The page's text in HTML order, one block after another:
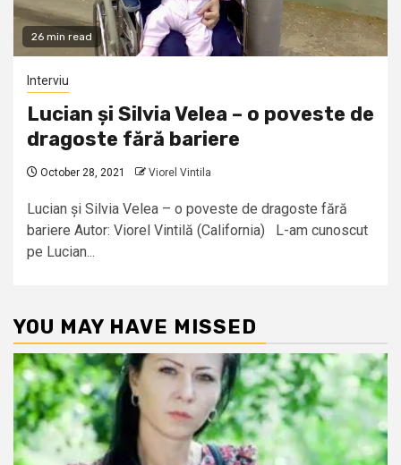
26 min read
Interviu
Lucian și Silvia Velea – o poveste de
dragoste fără bariere
October 28, 2021 Viorel Vintila
Lucian și Silvia Velea – o poveste de dragoste fără
bariere Autor: Viorel Vintilă (California) L-am cunoscut
pe Lucian...
YOU MAY HAVE MISSED